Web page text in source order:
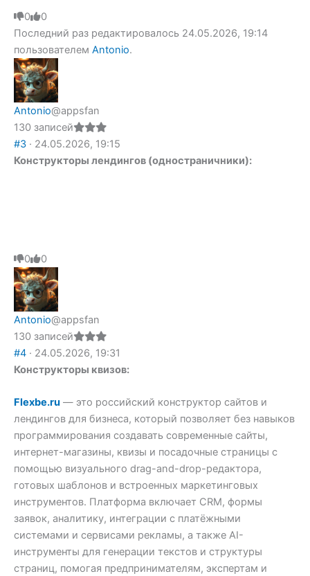
Голосуйте
палец
0
Голосуйте
палец
0
Последний раз редактировалось 24.05.2026, 19:14
пользователем Antonio.
Antonio@appsfan
130 записей
#3 · 24.05.2026, 19:15
Конструкторы лендингов (одностраничники):
Голосуйте
-
палец
вниз.
0
Голосуйте
-
палец
вверх.
0
Antonio@appsfan
130 записей
#4 · 24.05.2026, 19:31
Конструкторы квизов:
Flexbe.ru — это российский конструктор сайтов и
лендингов для бизнеса, который позволяет без навыков
программирования создавать современные сайты,
интернет-магазины, квизы и посадочные страницы с
помощью визуального drag-and-drop-редактора,
готовых шаблонов и встроенных маркетинговых
инструментов. Платформа включает CRM, формы
заявок, аналитику, интеграции с платёжными
системами и сервисами рекламы, а также AI-
инструменты для генерации текстов и структуры
страниц, помогая предпринимателям, экспертам и